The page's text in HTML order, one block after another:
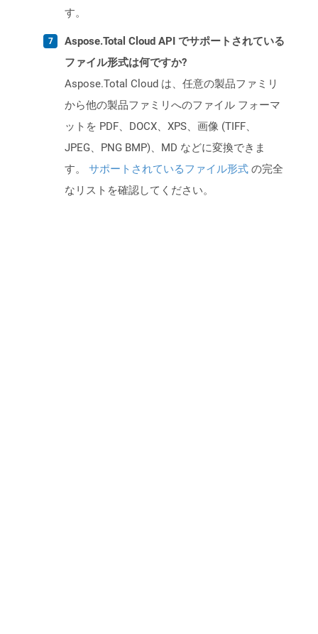
す。
Aspose.Total Cloud API でサポートされている
ファイル形式は何ですか?
Aspose.Total Cloud は、任意の製品ファミリ
から他の製品ファミリへのファイル フォーマ
ットを PDF、DOCX、XPS、画像 (TIFF、
JPEG、PNG BMP)、MD などに変換できま
す。 サポートされているファイル形式 の完全
なリストを確認してください。